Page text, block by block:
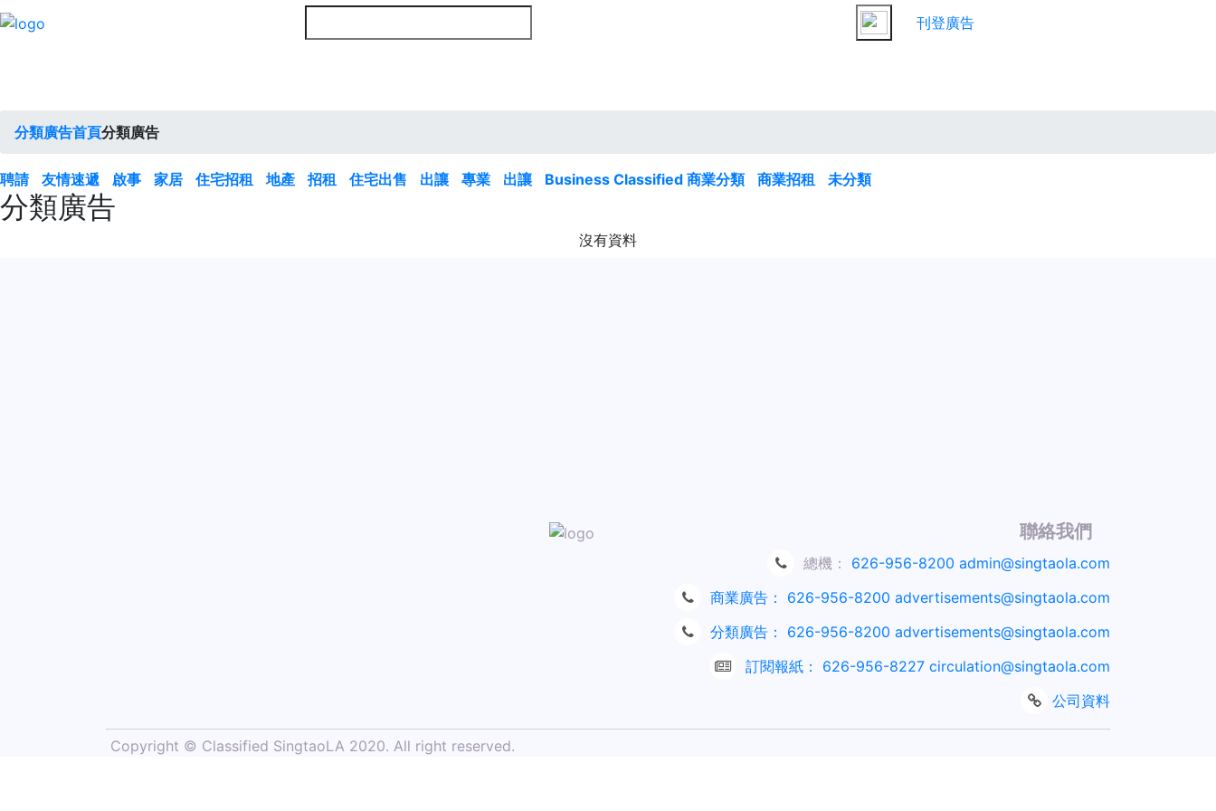
刊登廣告
分類廣告首頁分類廣告
聘請 友情速遞 啟事 家居 住宅招租 地產 招租 住宅出售 出讓 專業 出讓 Business Classified 商業分類 商業招租 未分類
分類廣告
沒有資料
聯絡我們
總機： 626-956-8200 admin@singtaola.com
商業廣告：
626-956-8200 advertisements@singtaola.com
分類廣告：
626-956-8200 advertisements@singtaola.com
訂閱報紙：
626-956-8227 circulation@singtaola.com
公司資料
Copyright © Classified SingtaoLA 2020. All right reserved.